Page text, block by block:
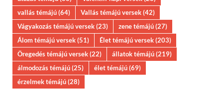
vallás témájú(64) Vallás témájú versek(42)
Vágyakozás témájú versek(23) zene témájú(27)
Álom témájú versek(51) Élet témájú versek(203)
Öregedés témájú versek(22) állatok témájú(219)
álmodozás témájú(25) élet témájú(69)
érzelmek témájú(28)